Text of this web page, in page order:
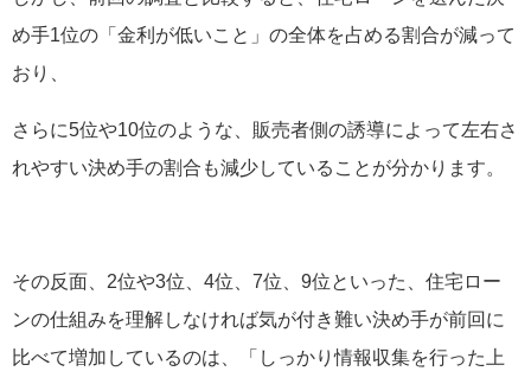
め手1位の「金利が低いこと」の全体を占める割合が減って
おり、
さらに5位や10位のような、販売者側の誘導によって左右さ
れやすい決め手の割合も減少していることが分かります。
その反面、2位や3位、4位、7位、9位といった、住宅ロー
ンの仕組みを理解しなければ気が付き難い決め手が前回に
比べて増加しているのは、「しっかり情報収集を行った上